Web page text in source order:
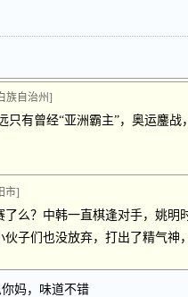
族自治州]
只有曾经“亚洲霸主”，奥运鏖
市]
么？中韩一直棋逢对手，姚明
伙子们也没放弃，打出了精气神
妈，味道不错